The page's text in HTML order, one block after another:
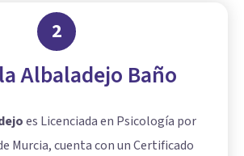
2
Albaladejo Baño
es Licenciada en Psicología por
Murcia, cuenta con un Certificado